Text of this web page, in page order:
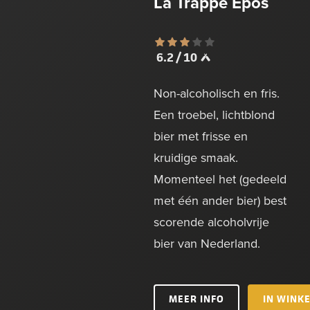
6.2 / 10
Non-alcoholisch en fris.
Een troebel, lichtblond
bier met frisse en
kruidige smaak.
Momenteel het (gedeeld
met één ander bier) best
scorende alcoholvrije
bier van Nederland.
MEER INFO IN